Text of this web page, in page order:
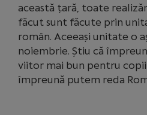
această țară, toate
făcut sunt făcute prin
român. Aceeași unitate o
noiembrie. Știu că
viitor mai bun pentru
împreună putem reda